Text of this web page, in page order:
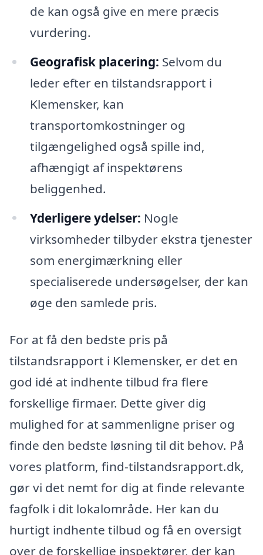
de kan også give en mere præcis
vurdering.
Geografisk placering: Selvom du
leder efter en tilstandsrapport i
Klemensker, kan
transportomkostninger og
tilgængelighed også spille ind,
afhængigt af inspektørens
beliggenhed.
Yderligere ydelser: Nogle
virksomheder tilbyder ekstra tjenester
som energimærkning eller
specialiserede undersøgelser, der kan
øge den samlede pris.
For at få den bedste pris på
tilstandsrapport i Klemensker, er det en
god idé at indhente tilbud fra flere
forskellige firmaer. Dette giver dig
mulighed for at sammenligne priser og
finde den bedste løsning til dit behov. På
vores platform, find-tilstandsrapport.dk,
gør vi det nemt for dig at finde relevante
fagfolk i dit lokalområde. Her kan du
hurtigt indhente tilbud og få en oversigt
over de forskellige inspektører, der kan